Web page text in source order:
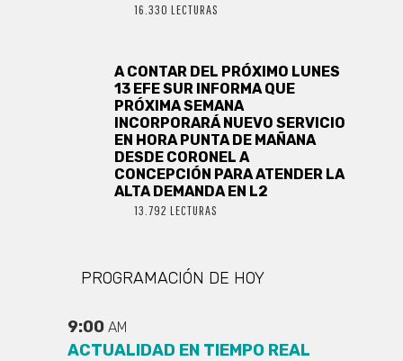
16.330 LECTURAS
A CONTAR DEL PRÓXIMO LUNES
13 EFE SUR INFORMA QUE
PRÓXIMA SEMANA
INCORPORARÁ NUEVO SERVICIO
EN HORA PUNTA DE MAÑANA
DESDE CORONEL A
CONCEPCIÓN PARA ATENDER LA
ALTA DEMANDA EN L2
13.792 LECTURAS
PROGRAMACIÓN DE HOY
9:00 AM
ACTUALIDAD EN TIEMPO REAL